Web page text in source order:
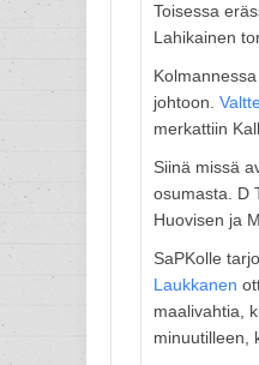
Toisessa
Lahikainen
johtoon.
merkattiin
Siinä missä
osumasta. D
Huovisen ja
SaPKolle
Laukkanen
maalivahtia,
minuutilleen,